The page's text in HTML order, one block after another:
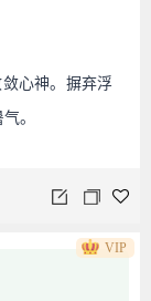
心神。摒弃浮
。
VIP